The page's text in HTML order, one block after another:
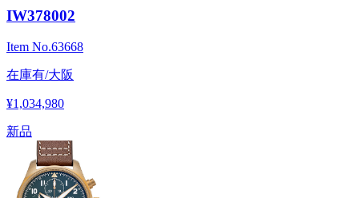
IW378002
Item No.63668
在庫有/大阪
¥1,034,980
新品